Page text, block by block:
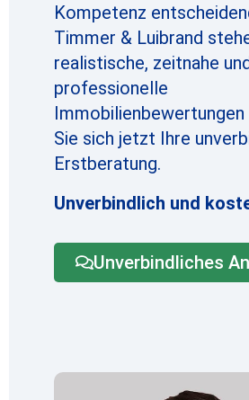
Kompetenz
Timmer & Luibrand
realistische, zeitnahe
professionelle
Sie sich jetzt Ihre
Erstberatung.
Unverbindlich und
Unverbindliches